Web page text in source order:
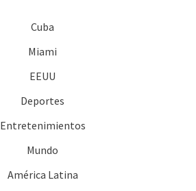
Cuba
Miami
EEUU
Deportes
Entretenimientos
Mundo
América Latina